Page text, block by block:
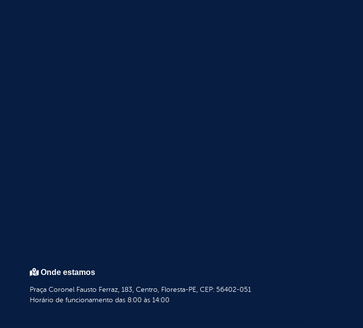
Onde estamos
Praça Coronel Fausto Ferraz, 183, Centro, Floresta-PE, CEP: 56402-051
Horário de funcionamento das 8:00 às 14:00